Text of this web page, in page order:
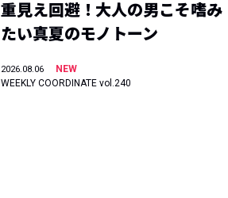
重見え回避！大人の男こそ嗜み
たい真夏のモノトーン
2026.08.06
NEW
WEEKLY COORDINATE vol.240